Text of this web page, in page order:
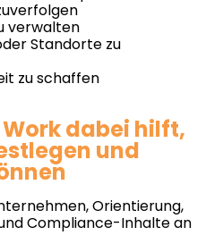
verwalten
Standorte zu
zu schaffen
dabei hilft,
und
Orientierung,
Compliance-Inhalte an